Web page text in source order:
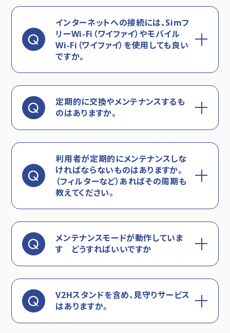
インターネットへの接続には、Simフ
リーWi-Fi（ワイファイ）やモバイル
Wi-Fi（ワイファイ）を使用しても良い
ですか。
定期的に交換やメンテナンスするも
のはありますか。
利用者が定期的にメンテナンスしな
ければならないものはありますか。
（フィルターなど）あればその周期も
教えてください。
メンテナンスモードが動作していま
す どうすればいいですか
V2Hスタンドを含め、見守りサービス
はありますか。